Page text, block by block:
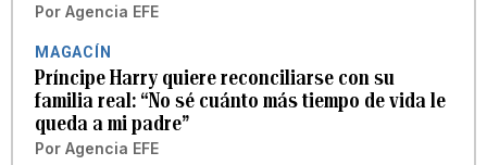
Por Agencia EFE
MAGACÍN
Príncipe Harry quiere reconciliarse con su
familia real: “No sé cuánto más tiempo de vida le
queda a mi padre”
Por Agencia EFE